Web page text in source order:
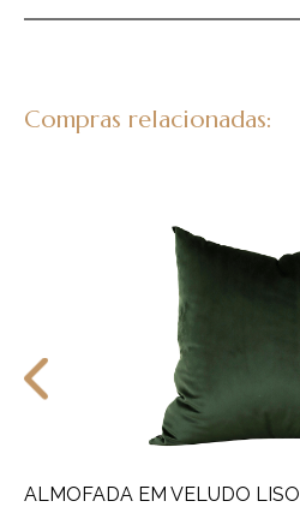
Compras relacionadas:
ALMOFADA EM VELUDO LISO